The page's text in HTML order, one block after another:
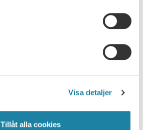
Visa detaljer
Tillåt alla cookies